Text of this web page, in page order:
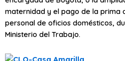
maternidad y el pago de la prima
personal de oficios domésticos,
Ministerio del Trabajo.